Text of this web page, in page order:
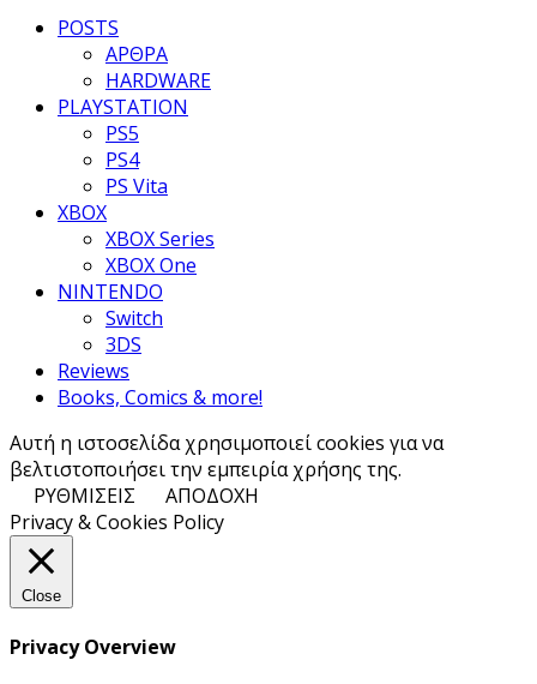
POSTS
ΑΡΘΡΑ
HARDWARE
PLAYSTATION
PS5
PS4
PS Vita
XBOX
XBOX Series
XBOX One
NINTENDO
Switch
3DS
Reviews
Books, Comics & more!
Αυτή η ιστοσελίδα χρησιμοποιεί cookies για να
βελτιστοποιήσει την εμπειρία χρήσης της.
ΡΥΘΜΙΣΕΙΣ
ΑΠΟΔΟΧΗ
Privacy & Cookies Policy
Close
Privacy Overview